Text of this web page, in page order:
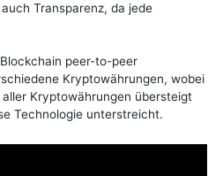
Transparenz, da jede
peer-to-peer
Kryptowährungen, wobei
Kryptowährungen übersteigt
Technologie unterstreicht.